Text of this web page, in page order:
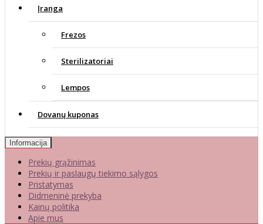
Įranga
Frezos
Sterilizatoriai
Lempos
Dovanų kuponas
Informacija
Prekių grąžinimas
Prekių ir paslaugų tiekimo sąlygos
Pristatymas
Didmeninė prekyba
Kainų politika
Apie mus